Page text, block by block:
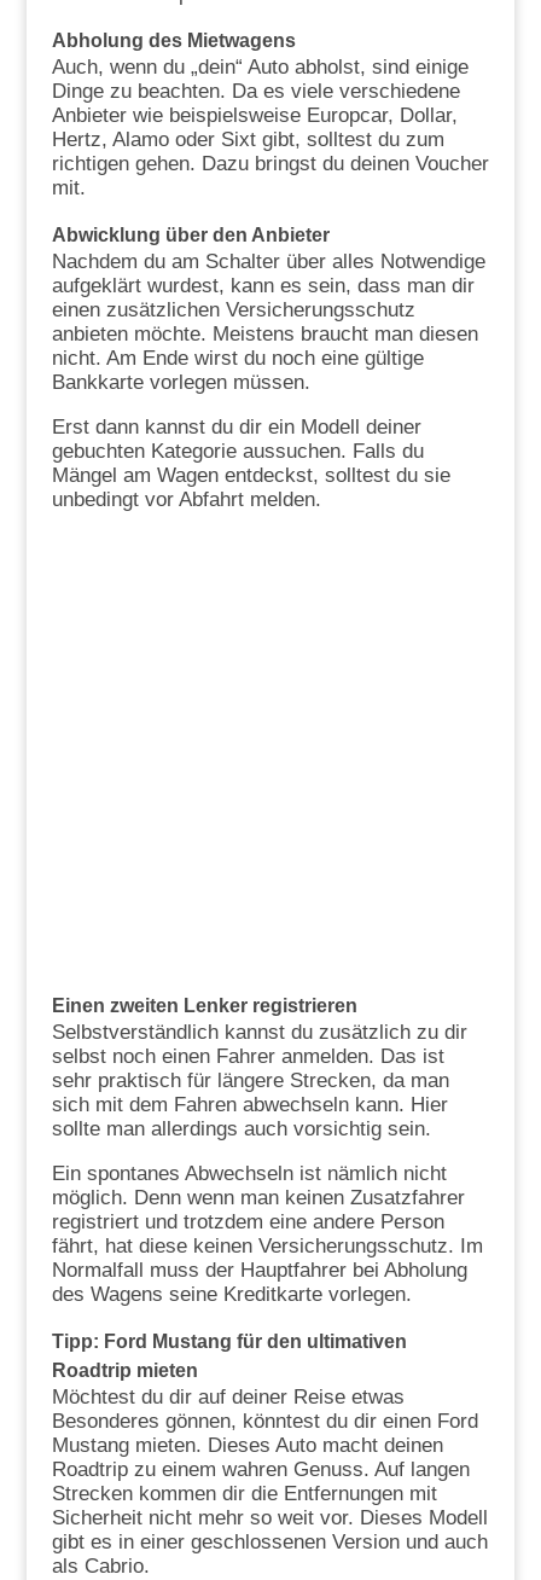
Abholung des Mietwagens
Auch, wenn du „dein“ Auto abholst, sind einige
Dinge zu beachten. Da es viele verschiedene
Anbieter wie beispielsweise Europcar, Dollar,
Hertz, Alamo oder Sixt gibt, solltest du zum
richtigen gehen. Dazu bringst du deinen Voucher
mit.
Abwicklung über den Anbieter
Nachdem du am Schalter über alles Notwendige
aufgeklärt wurdest, kann es sein, dass man dir
einen zusätzlichen Versicherungsschutz
anbieten möchte. Meistens braucht man diesen
nicht. Am Ende wirst du noch eine gültige
Bankkarte vorlegen müssen.
Erst dann kannst du dir ein Modell deiner
gebuchten Kategorie aussuchen. Falls du
Mängel am Wagen entdeckst, solltest du sie
unbedingt vor Abfahrt melden.
Einen zweiten Lenker registrieren
Selbstverständlich kannst du zusätzlich zu dir
selbst noch einen Fahrer anmelden. Das ist
sehr praktisch für längere Strecken, da man
sich mit dem Fahren abwechseln kann. Hier
sollte man allerdings auch vorsichtig sein.
Ein spontanes Abwechseln ist nämlich nicht
möglich. Denn wenn man keinen Zusatzfahrer
registriert und trotzdem eine andere Person
fährt, hat diese keinen Versicherungsschutz. Im
Normalfall muss der Hauptfahrer bei Abholung
des Wagens seine Kreditkarte vorlegen.
Tipp: Ford Mustang für den ultimativen
Roadtrip mieten
Möchtest du dir auf deiner Reise etwas
Besonderes gönnen, könntest du dir einen Ford
Mustang mieten. Dieses Auto macht deinen
Roadtrip zu einem wahren Genuss. Auf langen
Strecken kommen dir die Entfernungen mit
Sicherheit nicht mehr so weit vor. Dieses Modell
gibt es in einer geschlossenen Version und auch
als Cabrio.